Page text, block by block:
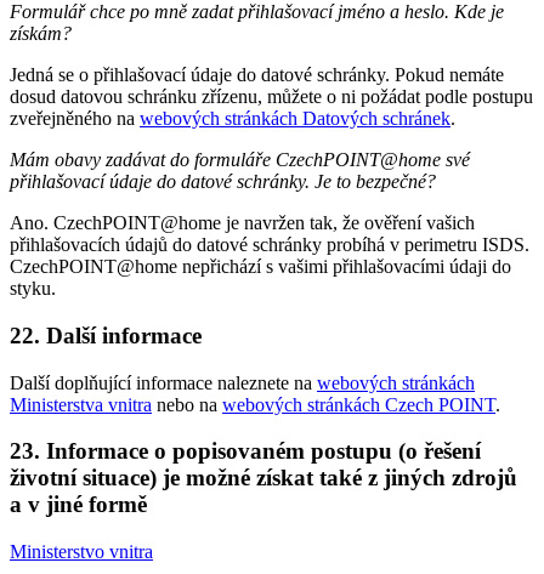
Formulář chce po mně zadat přihlašovací jméno a heslo. Kde je
získám?
Jedná se o přihlašovací údaje do datové schránky. Pokud nemáte
dosud datovou schránku zřízenu, můžete o ni požádat podle postupu
zveřejněného na webových stránkách Datových schránek.
Mám obavy zadávat do formuláře CzechPOINT@home své
přihlašovací údaje do datové schránky. Je to bezpečné?
Ano. CzechPOINT@home je navržen tak, že ověření vašich
přihlašovacích údajů do datové schránky probíhá v perimetru ISDS.
CzechPOINT@home nepřichází s vašimi přihlašovacími údaji do
styku.
22. Další informace
Další doplňující informace naleznete na webových stránkách
Ministerstva vnitra nebo na webových stránkách Czech POINT.
23. Informace o popisovaném postupu (o řešení
životní situace) je možné získat také z jiných zdrojů
a v jiné formě
Ministerstvo vnitra